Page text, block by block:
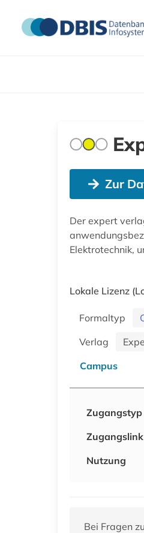
Zur
Der expert
Elektrotechnik,
Lokale Lizenz
Formaltyp
Verlag
Campus
Zugangstyp
Zugangslink
Nutzung
Bei Fragen